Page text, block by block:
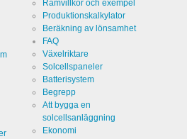
Ramvillkor och exempel
Produktionskalkylator
Beräkning av lönsamhet
FAQ
Växelriktare
Solcellspaneler
Batterisystem
Begrepp
Att bygga en
solcellsanläggning
Ekonomi
för att kunna utvärdera användarens
beteende: